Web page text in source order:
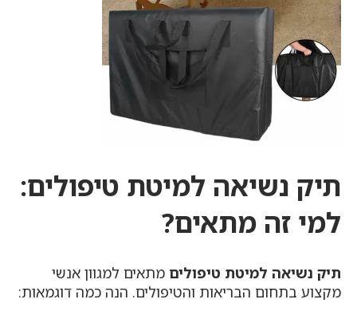
תיק נשיאה למיטת טיפולים:
למי זה מתאים?
תיק נשיאה למיטת טיפולים מתאים למגוון אנשי
מקצוע בתחום הבריאות והטיפולים. הנה כמה דוגמאות: